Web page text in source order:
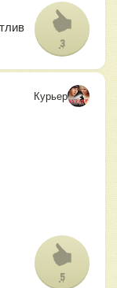
3
Курьер
5